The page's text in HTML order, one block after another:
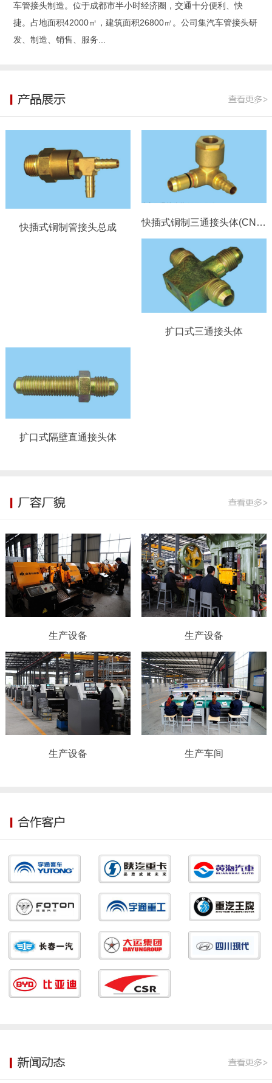
车管接头制造。位于成都市半小时经济圈，交通十分便利、快
捷。占地面积42000㎡，建筑面积26800㎡。公司集汽车管接头研
发、制造、销售、服务...
快插式铜制管接头总成 快插式铜制三通接头体(CN8-ϕ6）
扩口式三通接头体
扩口式隔壁直通接头体
生产设备 生产设备
生产设备 生产车间